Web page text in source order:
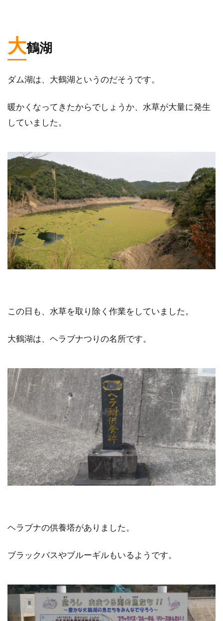
大鶴湖
ダム湖は、大鶴湖というのだそうです。
暖かくなってきたからでしょうか、水草が大量に発生
していました。
この日も、水草を取り除く作業をしていました。
大鶴湖は、ヘラブナつりの名所です。
ヘラブナの供養塔がありました。
ブラックバスやブルーギルもいるようです。